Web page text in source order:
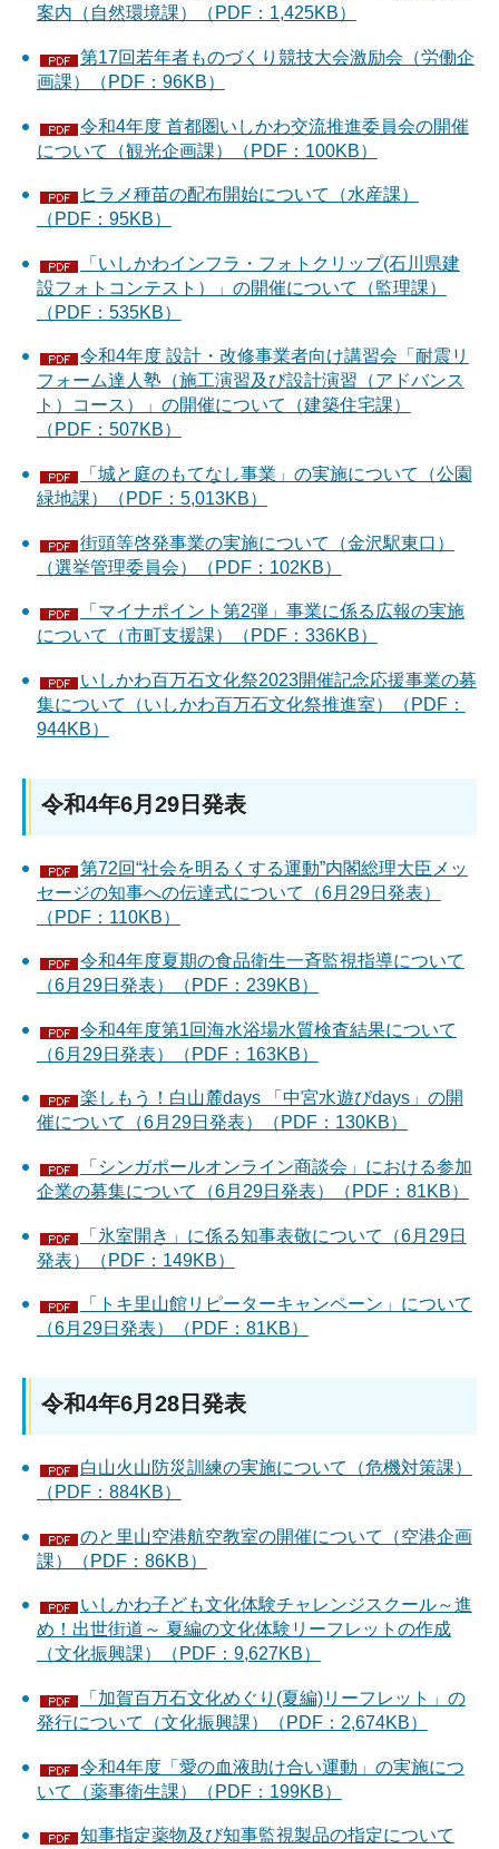
案内（自然環境課）（PDF：1,425KB）
第17回若年者ものづくり競技大会激励会（労働企
画課）（PDF：96KB）
令和4年度 首都圏いしかわ交流推進委員会の開催
について（観光企画課）（PDF：100KB）
ヒラメ種苗の配布開始について（水産課）
（PDF：95KB）
「いしかわインフラ・フォトクリップ(石川県建
設フォトコンテスト）」の開催について（監理課）
（PDF：535KB）
令和4年度 設計・改修事業者向け講習会「耐震リ
フォーム達人塾（施工演習及び設計演習（アドバンス
ト）コース）」の開催について（建築住宅課）
（PDF：507KB）
「城と庭のもてなし事業」の実施について（公園
緑地課）（PDF：5,013KB）
街頭等啓発事業の実施について（金沢駅東口）
（選挙管理委員会）（PDF：102KB）
「マイナポイント第2弾」事業に係る広報の実施
について（市町支援課）（PDF：336KB）
いしかわ百万石文化祭2023開催記念応援事業の募
集について（いしかわ百万石文化祭推進室）（PDF：
944KB）
令和4年6月29日発表
第72回“社会を明るくする運動”内閣総理大臣メッ
セージの知事への伝達式について（6月29日発表）
（PDF：110KB）
令和4年度夏期の食品衛生一斉監視指導について
（6月29日発表）（PDF：239KB）
令和4年度第1回海水浴場水質検査結果について
（6月29日発表）（PDF：163KB）
楽しもう！白山麓days 「中宮水遊びdays」の開
催について（6月29日発表）（PDF：130KB）
「シンガポールオンライン商談会」における参加
企業の募集について（6月29日発表）（PDF：81KB）
「氷室開き」に係る知事表敬について（6月29日
発表）（PDF：149KB）
「トキ里山館リピーターキャンペーン」について
（6月29日発表）（PDF：81KB）
令和4年6月28日発表
白山火山防災訓練の実施について（危機対策課）
（PDF：884KB）
のと里山空港航空教室の開催について（空港企画
課）（PDF：86KB）
いしかわ子ども文化体験チャレンジスクール～進
め！出世街道～ 夏編の文化体験リーフレットの作成
（文化振興課）（PDF：9,627KB）
「加賀百万石文化めぐり(夏編)リーフレット」の
発行について（文化振興課）（PDF：2,674KB）
令和4年度「愛の血液助け合い運動」の実施につ
いて（薬事衛生課）（PDF：199KB）
知事指定薬物及び知事監視製品の指定について